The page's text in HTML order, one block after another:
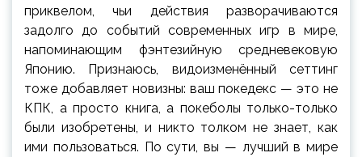
приквелом, чьи действия разворачиваются
задолго до событий современных игр в мире,
напоминающим фэнтезийную средневековую
Японию. Признаюсь, видоизменённый сеттинг
тоже добавляет новизны: ваш покедекс — это не
КПК, а просто книга, а покеболы только-только
были изобретены, и никто толком не знает, как
ими пользоваться. По сути, вы — лучший в мире